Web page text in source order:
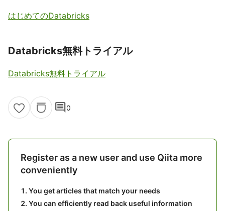
はじめてのDatabricks
Databricks無料トライアル
Databricks無料トライアル
comment0
Register as a new user and use Qiita more
conveniently
You get articles that match your needs
You can efficiently read back useful information